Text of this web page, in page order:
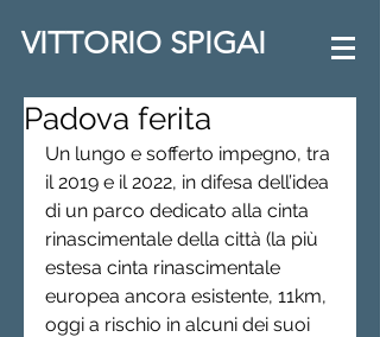
VITTORIO SPIGAI
Padova ferita
Un lungo e sofferto impegno, tra
il 2019 e il 2022, in difesa dell’idea
di un parco dedicato alla cinta
rinascimentale della città (la più
estesa cinta rinascimentale
europea ancora esistente, 11km,
oggi a rischio in alcuni dei suoi